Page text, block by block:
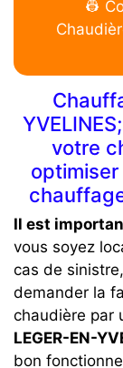
👷
votre
Il est
vous soyez
cas de
demander la
chaudière par
LEGER-EN-
bon